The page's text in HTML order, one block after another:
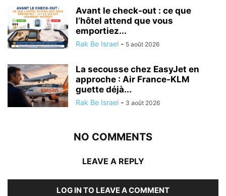
Avant le check-out : ce que
l’hôtel attend que vous
emportiez...
Rak Be Israel - 5 août 2026
La secousse chez EasyJet en
approche : Air France-KLM
guette déjà...
Rak Be Israel - 3 août 2026
NO COMMENTS
LEAVE A REPLY
LOG IN TO LEAVE A COMMENT